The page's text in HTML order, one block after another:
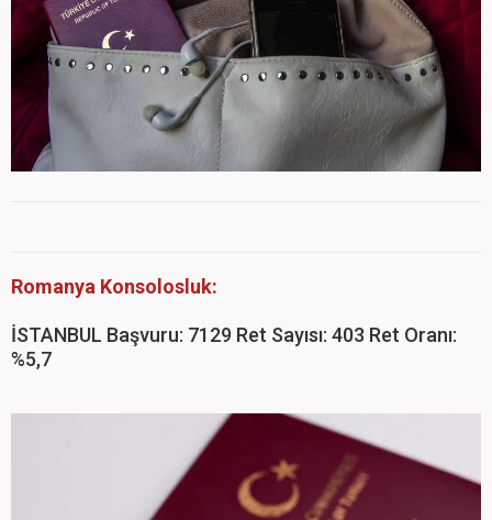
Romanya Konsolosluk:
İSTANBUL Başvuru: 7129 Ret Sayısı: 403 Ret Oranı:
%5,7